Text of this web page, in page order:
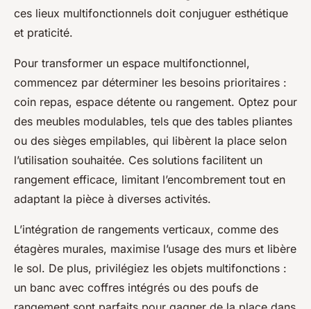
ces lieux multifonctionnels doit conjuguer esthétique
et praticité.
Pour transformer un espace multifonctionnel,
commencez par déterminer les besoins prioritaires :
coin repas, espace détente ou rangement. Optez pour
des meubles modulables, tels que des tables pliantes
ou des sièges empilables, qui libèrent la place selon
l’utilisation souhaitée. Ces solutions facilitent un
rangement efficace, limitant l’encombrement tout en
adaptant la pièce à diverses activités.
L’intégration de rangements verticaux, comme des
étagères murales, maximise l’usage des murs et libère
le sol. De plus, privilégiez les objets multifonctions :
un banc avec coffres intégrés ou des poufs de